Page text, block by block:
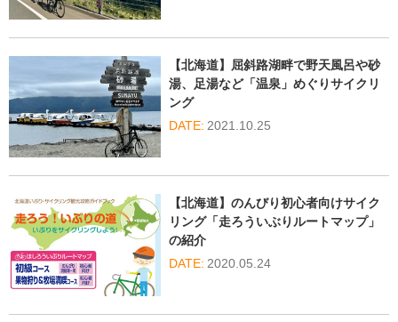
【北海道】屈斜路湖畔で野天風呂や砂
湯、足湯など「温泉」めぐりサイクリ
ング
2021.10.25
【北海道】のんびり初心者向けサイク
リング「走ろういぶりルートマップ」
の紹介
2020.05.24